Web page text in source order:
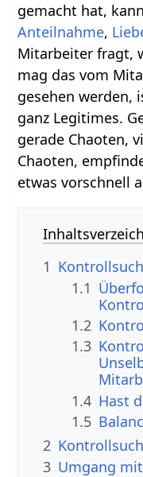
gemacht hat,
Anteilnahme,
Mitarbeiter fragt,
mag das vom
gesehen werden,
ganz Legitimes.
gerade Chaoten,
Chaoten,
etwas vorschnell
1
1.1
1.2
1.3
1.4 Hast
1.5
2
3 Umgang